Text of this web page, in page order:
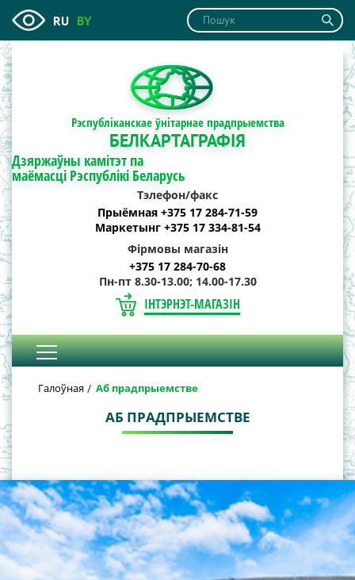
RU BY
Рэспубліканскае ўнітарнае прадпрыемства
БЕЛКАРТАГРАФІЯ
Дзяржаўны камітэт па
маёмасці Рэспублікі Беларусь
Тэлефон/факс
Прыёмная +375 17 284-71-59
Маркетынг +375 17 334-81-54
Фірмовы магазін
+375 17 284-70-68
Пн-пт 8.30-13.00; 14.00-17.30
ІНТЭРНЭТ-МАГАЗІН
Галоўная Аб прадпрыемстве
АБ ПРАДПРЫЕМСТВЕ